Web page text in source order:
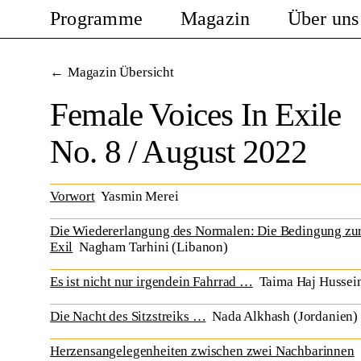
Programme Magazin Über uns
Magazin Übersicht
Female Voices In Exile
No. 8 / August 2022
VorwortYasmin Merei
Die Wiedererlangung des Normalen: Die Bedingung
Exil Nagham Tarhini (Libanon)
Es ist nicht nur irgendein Fahrrad … Taima Haj
Die Nacht des Sitzstreiks … Nada Alkhash (Jordanien)
Herzensangelegenheiten zwischen zwei Nachbarinnen